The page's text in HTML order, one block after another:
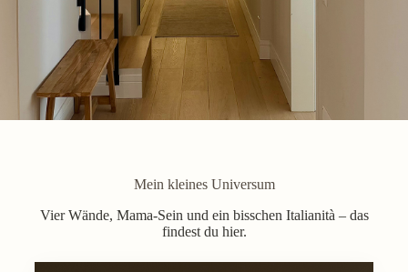
Mein kleines Universum
Vier Wände, Mama-Sein und ein bisschen Italianità – das
findest du hier.